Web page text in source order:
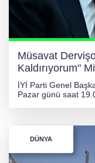
Müsavat
Kaldırıyorum"
İYİ Parti Genel
Pazar günü saat
DÜNYA